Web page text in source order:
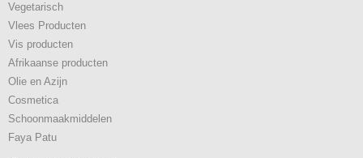
Vegetarisch
Vlees Producten
Vis producten
Afrikaanse producten
Olie en Azijn
Cosmetica
Schoonmaakmiddelen
Faya Patu